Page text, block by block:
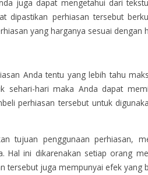
juga dapat mengetahui dari
dipastikan perhiasan tersebut
yang harganya sesuai dengan
Anda tentu yang lebih tahu
sehari-hari maka Anda dapat
perhiasan tersebut untuk
tujuan penggunaan perhiasan,
Hal ini dikarenakan setiap orang
tersebut juga mempunyai efek yang